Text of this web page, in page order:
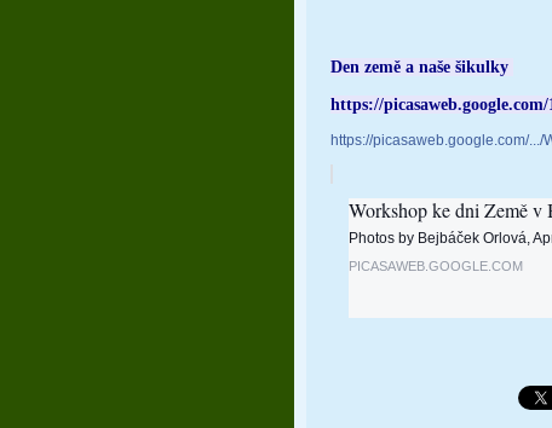
Den země a naše šikulky
https://
https://picasaweb.google.com/.../
Workshop ke dni Země v
Photos by Bejbáček Orlová,
PICASAWEB.GOOGLE.COM